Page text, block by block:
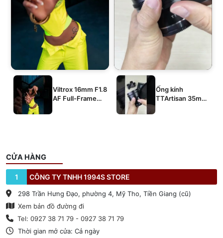
Viltrox 16mm F1.8
AF Full-Frame
Ống kính
TTArtisan 35mm
CỬA HÀNG
1 CÔNG TY TNHH 1994S STORE
298 Trần Hưng Đạo, phường 4, Mỹ Tho, Tiền Giang (cũ)
Xem bản đồ đường đi
Tel: 0927 38 71 79 - 0927 38 71 79
Thời gian mở cửa: Cả ngày